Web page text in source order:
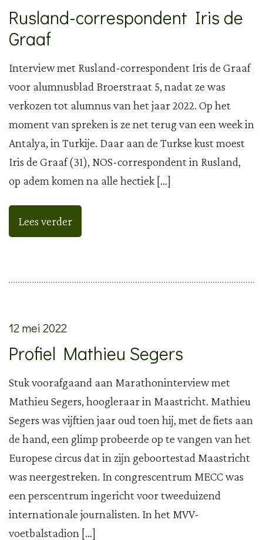
Rusland-correspondent Iris de
Graaf
Interview met Rusland-correspondent Iris de Graaf
voor alumnusblad Broerstraat 5, nadat ze was
verkozen tot alumnus van het jaar 2022. Op het
moment van spreken is ze net terug van een week in
Antalya, in Turkije. Daar aan de Turkse kust moest
Iris de Graaf (31), NOS-correspondent in Rusland,
op adem komen na alle hectiek […]
Lees verder
12 mei 2022
Profiel Mathieu Segers
Stuk voorafgaand aan Marathoninterview met
Mathieu Segers, hoogleraar in Maastricht. Mathieu
Segers was vijftien jaar oud toen hij, met de fiets aan
de hand, een glimp probeerde op te vangen van het
Europese circus dat in zijn geboortestad Maastricht
was neergestreken. In congrescentrum MECC was
een perscentrum ingericht voor tweeduizend
internationale journalisten. In het MVV-
voetbalstadion […]